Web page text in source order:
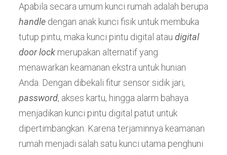
Apabila secara umum kunci rumah adalah berupa
handle dengan anak kunci fisik untuk membuka
tutup pintu, maka kunci pintu digital atau digital
door lockmerupakan alternatif yang
menawarkan keamanan ekstra untuk hunian
Anda. Dengan dibekali fitur sensor sidik jari,
password, akses kartu, hingga alarm bahaya
menjadikan kunci pintu digital patut untuk
dipertimbangkan. Karena terjaminnya keamanan
rumah menjadi salah satu kunci utama penghuni